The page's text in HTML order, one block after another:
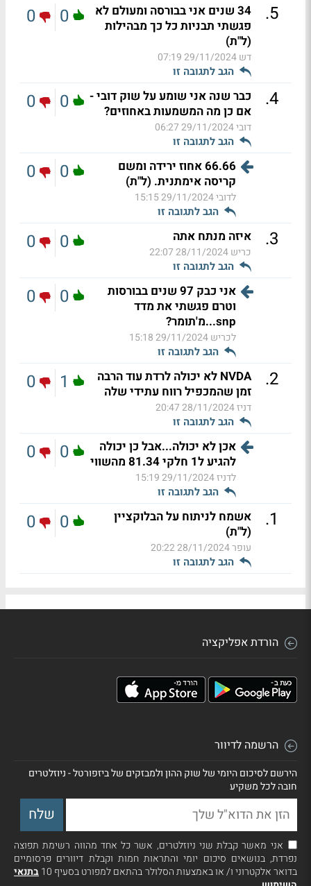
5
.
34 שנים אני בבורסה ומעולם לא
פגשתי תבניות כל כך מבהילות
(ל"ת)
דש29/11/2024 07:19
הגב לתגובה זו
0
0
4
.
כבר שנה אני שומע על שוק דובי -
אם כן מה המשמעות באחוזים?
דובי29/11/2024 06:27
הגב לתגובה זו
0
0
66.66 אחוז ירידה ומשם
קריסה אימתנית. (ל"ת)
לדובי29/11/2024 15:15
הגב לתגובה זו
0
0
3
. איזה מנתח אתה
כריש28/11/2024 22:07
הגב לתגובה זו
0
0
אני כבק 97 שנים בבורסות
וטרם פגשתי את מדד
snp...מ'תומר?
לכריש29/11/2024 15:18
הגב לתגובה זו
0
0
2
.
NVDA לא יכולה לרדת עוד הרבה
זמן שהמכפיל רווח עתידי שלה
דניז28/11/2024 20:47
הגב לתגובה זו
1
0
אכן לא יכולה...אבל כן יכולה
להגיע ל1 חלקי 81.34 מהשווי
לדניז29/11/2024 15:19
הגב לתגובה זו
0
0
1
.
אשמח לניתוח על הבלוקציין
(ל"ת)
עופר28/11/2024 20:22
הגב לתגובה זו
0
0
הורדת אפליקציה
הרשמה לדיוור
הירשם לסיכום היומי של שוק ההון ולמבזקים של ביזפורטל - ניוזלטרים
חובה לכל משקיע
אני מאשר קבלת שני ניוזלטרים, אשר כל אחד מהווה רשימת תפוצה
נפרדת, בנושאים סיכום יומי והתראות חמות וקבלת דיוורים פרסומיים
בדואר אלקטרוני ו/ או באמצעות הסלולר בהתאם למפורט בסעיף 10
בתנאי